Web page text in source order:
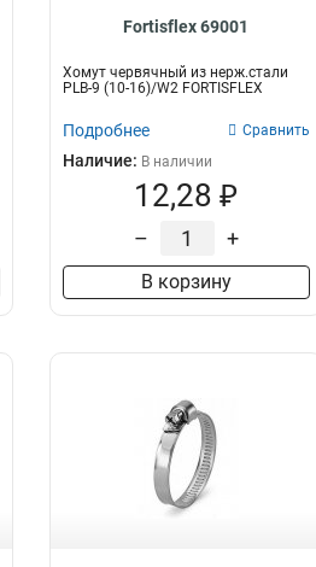
Fortisflex 69001
Хомут червячный из нерж.стали
PLB-9 (10-16)/W2 FORTISFLEX
Подробнее Сравнить
Наличие: В наличии
12,28 ₽
– +
В корзину